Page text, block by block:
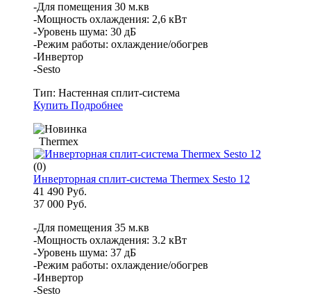
-Для помещения 30 м.кв
-Мощность охлаждения: 2,6 кВт
-Уровень шума: 30 дБ
-Режим работы: охлаждение/обогрев
-Инвертор
-Sesto
Тип: Настенная сплит-система
Купить Подробнее
Thermex
(0)
Инверторная сплит-система Thermex Sesto 12
41 490 Руб.
37 000 Руб.
-Для помещения 35 м.кв
-Мощность охлаждения: 3.2 кВт
-Уровень шума: 37 дБ
-Режим работы: охлаждение/обогрев
-Инвертор
-Sesto